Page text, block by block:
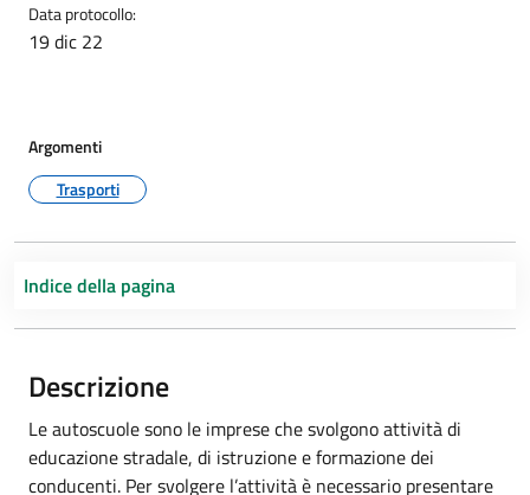
Data protocollo:
19 dic 22
Argomenti
Trasporti
Indice della pagina
Descrizione
Le autoscuole sono le imprese che svolgono attività di
educazione stradale, di istruzione e formazione dei
conducenti. Per svolgere l’attività è necessario presentare